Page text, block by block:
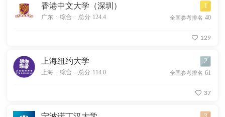
香港中文大学（深圳） 1
广东 . 综合 . 总分 124.4 全国参考排名 40
129
上海纽约大学 2
上海 . 综合 . 总分 114.0 全国参考排名 61
37